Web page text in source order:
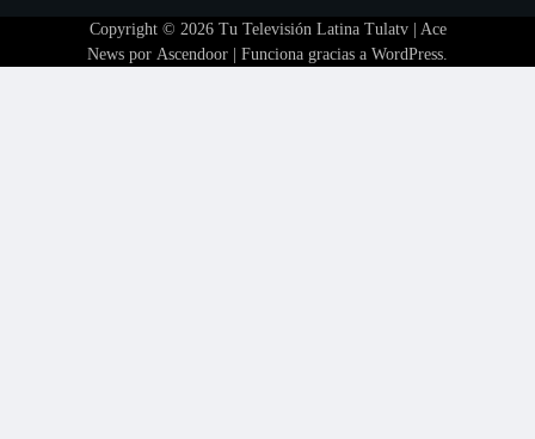
Copyright © 2026 Tu Televisión Latina Tulatv| Ace
News por Ascendoor | Funciona gracias a WordPress